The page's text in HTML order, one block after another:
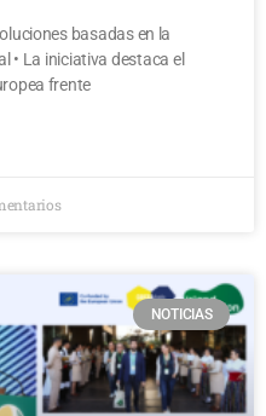
basadas en la
• La iniciativa destaca el
frente
NOTICIAS